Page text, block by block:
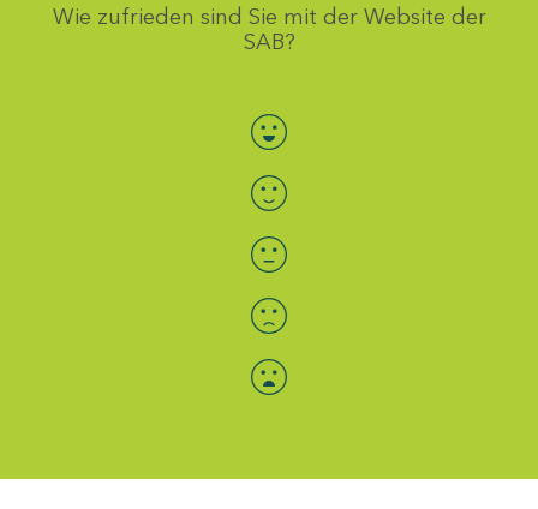
Wie zufrieden sind Sie mit der Website der
SAB?
Bewertung auswählen